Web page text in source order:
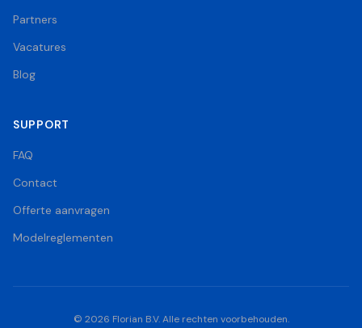
Partners
Vacatures
Blog
SUPPORT
FAQ
Contact
Offerte aanvragen
Modelreglementen
© 2026 Florian B.V. Alle rechten voorbehouden.